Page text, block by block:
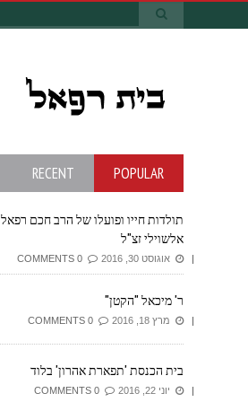
POPULAR
RECENT
תולדות חייו ופועלו של הרב חכם רפאל
אלשוילי זצ"ל
אוגוסט 30, 2016
ר' מיכאל "הקטן"
מרץ 18, 2016
בית הכנסת 'תפארת אהרון' בלוד
יוני 22, 2016